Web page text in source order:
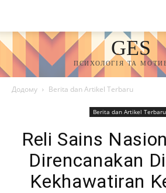
GES
ПСИХОЛОГІЯ ТА
Додому Berita dan Artikel Terbaru
Berita dan Artikel Terbaru
Reli Sains
Direncanakan
Kekhawatiran